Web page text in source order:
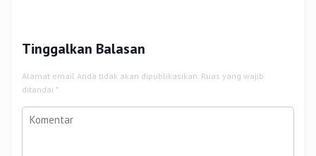
Tinggalkan Balasan
Alamat email Anda tidak akan dipublikasikan. Ruas yang wajib
ditandai *